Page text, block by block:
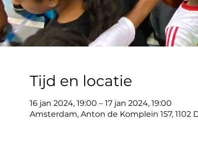
Tijd en locatie
16 jan 2024, 19:00 – 17 jan 2024, 19:00
Amsterdam, Anton de Komplein 157, 1102